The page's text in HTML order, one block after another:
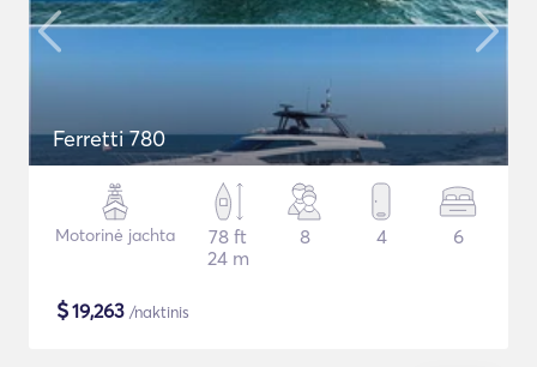
Ferretti 780
Motorinė jachta
78 ft
24 m
8 4 6
$19,263 /naktinis